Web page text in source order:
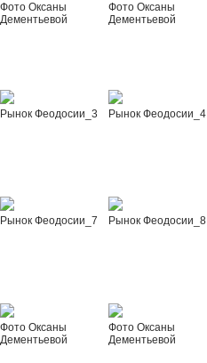
Фото Оксаны
Дементьевой
Фото Оксаны
Дементьевой
Рынок Феодосии_3 Рынок Феодосии_4
Рынок Феодосии_7 Рынок Феодосии_8
Фото Оксаны
Дементьевой
Фото Оксаны
Дементьевой